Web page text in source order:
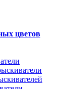
цветов